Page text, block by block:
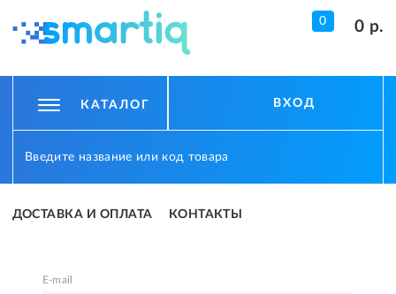
0 0 р.
КАТАЛОГ ВХОД
ДОСТАВКА И ОПЛАТА КОНТАКТЫ
E-mail